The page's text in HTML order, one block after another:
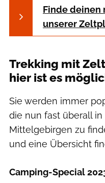
Finde deinen
unserer
Trekking mit
hier ist es
Sie werden immer
die nun fast überall
Mittelgebirgen zu
und eine Übersicht
Camping-Special